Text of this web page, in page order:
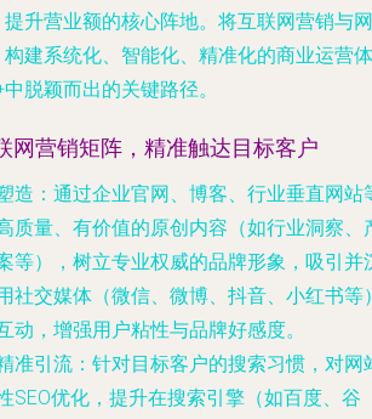
升营业额的核心阵地。将互联网营销与网
建系统化、智能化、精准化的商业运营体
脱颖而出的关键路径。
网营销矩阵，精准触达目标客户
造 ：通过企业官网、博客、行业垂直网站
质量、有价值的原创内容（如行业洞察、
等），树立专业权威的品牌形象，吸引并
社交媒体（微信、微博、抖音、小红书等
动，增强用户粘性与品牌好感度。
准引流 ：针对目标客户的搜索习惯，对网
SEO优化，提升在搜索引擎（如百度、谷